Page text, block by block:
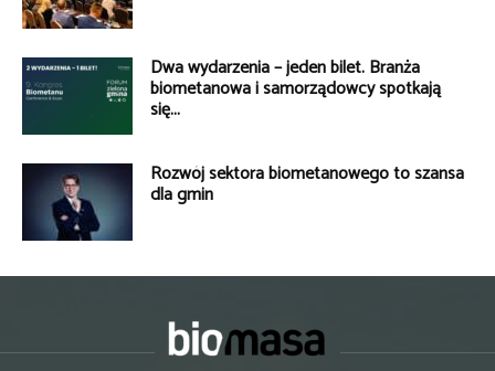
Dwa wydarzenia – jeden bilet. Branża
biometanowa i samorządowcy spotkają
się...
Rozwój sektora biometanowego to szansa
dla gmin